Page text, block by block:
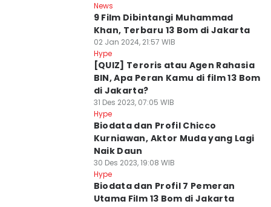
News
9 Film Dibintangi Muhammad
Khan, Terbaru 13 Bom di Jakarta
02 Jan 2024, 21:57 WIB
Hype
[QUIZ] Teroris atau Agen Rahasia
BIN, Apa Peran Kamu di film 13 Bom
di Jakarta?
31 Des 2023, 07:05 WIB
Hype
Biodata dan Profil Chicco
Kurniawan, Aktor Muda yang Lagi
Naik Daun
30 Des 2023, 19:08 WIB
Hype
Biodata dan Profil 7 Pemeran
Utama Film 13 Bom di Jakarta